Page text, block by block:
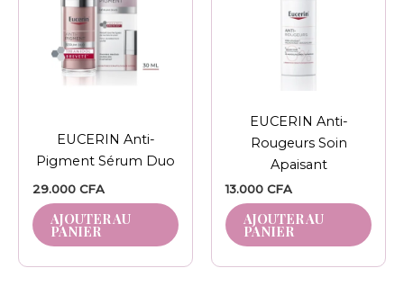
EUCERIN Anti-
Pigment Sérum Duo
29.000 CFA
AJOUTER AU
PANIER
EUCERIN Anti-
Rougeurs Soin
Apaisant
13.000 CFA
AJOUTER AU
PANIER